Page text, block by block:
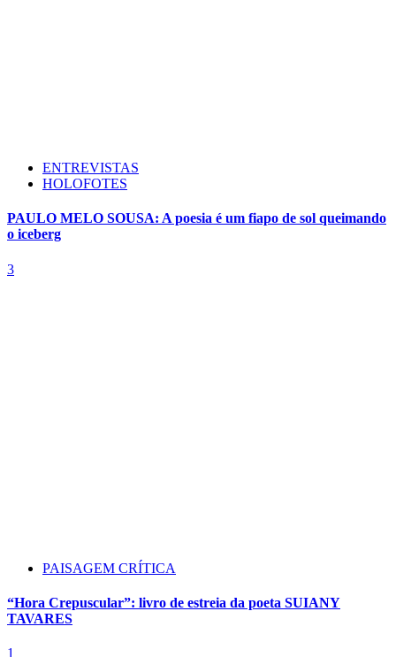
ENTREVISTAS
HOLOFOTES
PAULO MELO SOUSA: A poesia é um fiapo de sol queimando
o iceberg
3
PAISAGEM CRÍTICA
“Hora Crepuscular”: livro de estreia da poeta SUIANY
TAVARES
1